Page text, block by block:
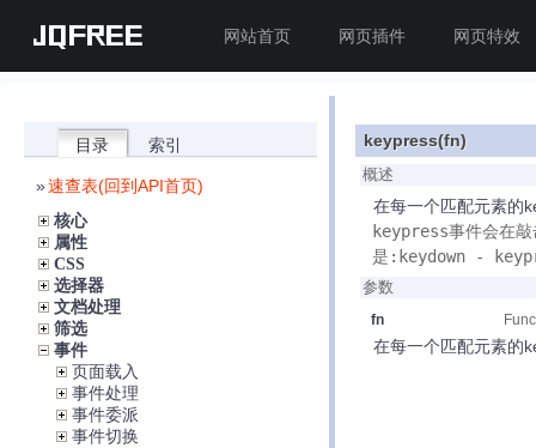
JQFREE 网站首页 网页插件 网页特效
keypress(fn)
概述
在每一个匹配元素的
keypress事件会在敲
是:keydown -
参数
fn
在每一个匹配元素的
目录 索引
»速查表(回到API首页)
核心
属性
CSS
选择器
文档处理
筛选
事件
页面载入
事件处理
事件委派
事件切换